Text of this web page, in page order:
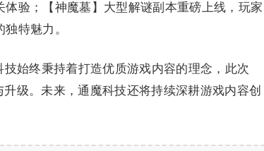
验；【神魔墓】大型解谜副本重磅上线，玩家
特魅力。
始终秉持着打造优质游戏内容的理念，此次
级。未来，通魔科技还将持续深耕游戏内容创